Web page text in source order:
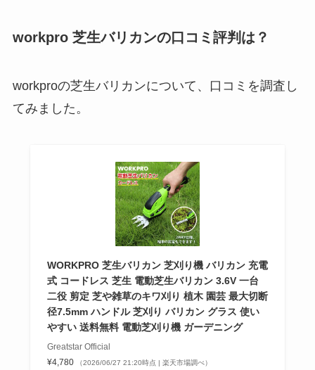
workpro 芝生バリカンの口コミ評判は？
workproの芝生バリカンについて、口コミを調査し
てみました。
WORKPRO 芝生バリカン 芝刈り機 バリカン 充電
式 コードレス 芝生 電動芝生バリカン 3.6V 一台
二役 剪定 芝や雑草のキワ刈り 植木 園芸 最大切断
径7.5mm ハンドル 芝刈り バリカン グラス 使い
やすい 送料無料 電動芝刈り機 ガーデニング
Greatstar Official
¥4,780
（2026/06/27 21:20時点 | 楽天市場調べ）